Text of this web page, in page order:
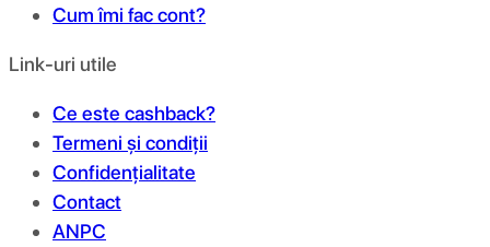
Cum îmi fac cont?
Link-uri utile
Ce este cashback?
Termeni și condiții
Confidențialitate
Contact
ANPC